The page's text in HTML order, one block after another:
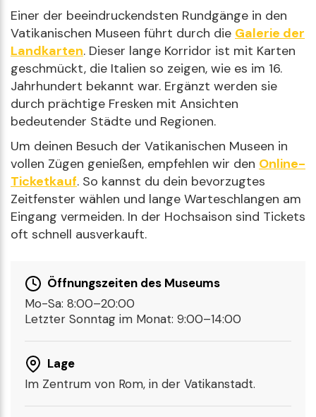
Einer der beeindruckendsten Rundgänge in den
Vatikanischen Museen führt durch die Galerie der
Landkarten. Dieser lange Korridor ist mit Karten
geschmückt, die Italien so zeigen, wie es im 16.
Jahrhundert bekannt war. Ergänzt werden sie
durch prächtige Fresken mit Ansichten
bedeutender Städte und Regionen.
Um deinen Besuch der Vatikanischen Museen in
vollen Zügen genießen, empfehlen wir den Online-
Ticketkauf. So kannst du dein bevorzugtes
Zeitfenster wählen und lange Warteschlangen am
Eingang vermeiden. In der Hochsaison sind Tickets
oft schnell ausverkauft.
Öffnungszeiten des Museums
Mo-Sa: 8:00–20:00
Letzter Sonntag im Monat: 9:00–14:00
Lage
Im Zentrum von Rom, in der Vatikanstadt.